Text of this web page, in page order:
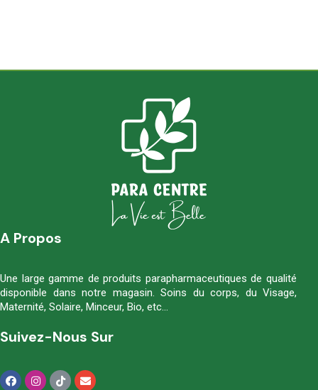
A Propos
Une large gamme de produits parapharmaceutiques de qualité
disponible dans notre magasin. Soins du corps, du Visage,
Maternité, Solaire, Minceur, Bio, etc…
Suivez-Nous Sur